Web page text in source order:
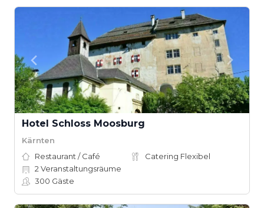
Hotel Schloss Moosburg
Kärnten
Restaurant / Café
Catering Flexibel
2 Veranstaltungsräume
300 Gäste